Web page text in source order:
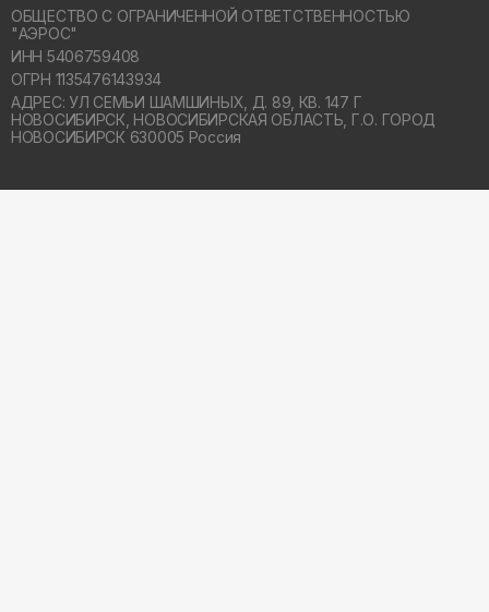
ОБЩЕСТВО С ОГРАНИЧЕННОЙ ОТВЕТСТВЕННОСТЬЮ
"АЭРОС"
ИНН 5406759408
ОГРН 1135476143934
АДРЕС: УЛ СЕМЬИ ШАМШИНЫХ, Д. 89, КВ. 147 Г
НОВОСИБИРСК, НОВОСИБИРСКАЯ ОБЛАСТЬ, Г.О. ГОРОД
НОВОСИБИРСК 630005 Россия